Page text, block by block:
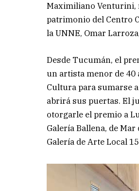
Maximiliano Venturini,
patrimonio del Centro
la UNNE, Omar
Desde Tucumán, el
un artista menor de 40
Cultura para sumarse
abrirá sus puertas. El
otorgarle el premio a
Galería Ballena, de
Galería de Arte Local